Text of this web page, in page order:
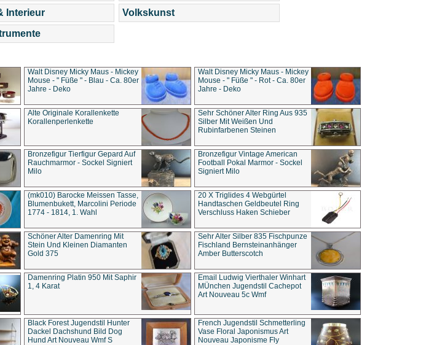
Interieur
Volkskunst
Walt Disney Micky Maus - Mickey
Mouse - " Füße " - Blau - Ca. 80er
Jahre - Deko
Walt Disney Micky Maus - Mickey
Mouse - " Füße " - Rot - Ca. 80er
Jahre - Deko
Alte Originale Korallenkette
Korallenperlenkette
Sehr Schöner Alter Ring Aus 935
Silber Mit Weißen Und
Rubinfarbenen Steinen
Bronzefigur Tierfigur Gepard Auf
Rauchmarmor - Sockel Signiert
Milo
Bronzefigur Vintage American
Football Pokal Marmor - Sockel
Signiert Milo
(mk010) Barocke Meissen Tasse,
Blumenbukett, Marcolini Periode
1774 - 1814, 1. Wahl
20 X Triglides 4 Webgürtel
Handtaschen Geldbeutel Ring
Verschluss Haken Schieber
Schöner Alter Damenring Mit
Stein Und Kleinen Diamanten
Gold 375
Sehr Alter Silber 835 Fischpunze
Fischland Bernsteinanhänger
Amber Butterscotch
Damenring Platin 950 Mit Saphir
1, 4 Karat
Email Ludwig Vierthaler Winhart
MÜnchen Jugendstil Cachepot
Art Nouveau 5c Wmf
Black Forest Jugendstil Hunter
Dackel Dachshund Bild Dog
Hund Art Nouveau Wmf S
French Jugendstil Schmetterling
Vase Floral Japonismus Art
Nouveau Japonisme Fly